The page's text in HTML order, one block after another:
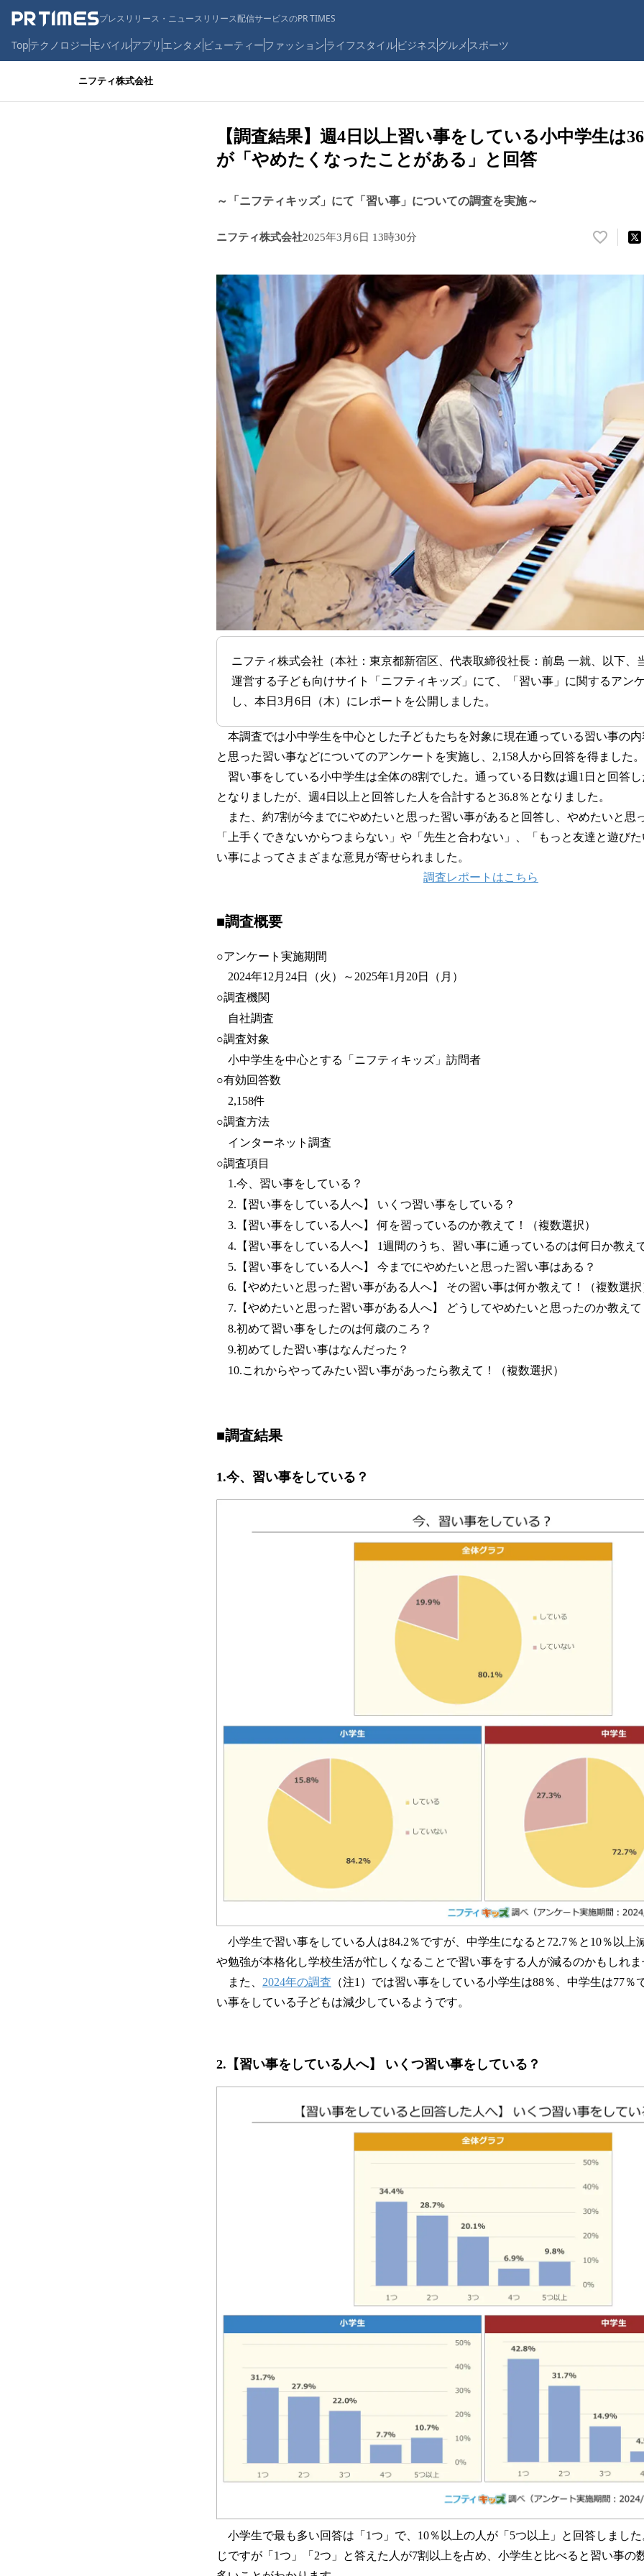
プレスリリース・ニュースリリース配信サービスのPR TIMES
Topテクノロジーモバイルアプリ エンタメ ビューティーファッションライフスタイルビジネス グルメ スポーツ
ニフティ株式会社
【調査結果】週4日以上習い事をしている小中学生は
が「やめたくなったことがある」と回答
～「ニフティキッズ」にて「習い事」についての調査を実施～
ニフティ株式会社2025年3月6日 13時30分
い
ね
中
す
ニフティ株式会社（本社：東京都新宿区、代表取締役社長：前島 一就、以下、
運営する子ども向けサイト「ニフティキッズ」にて、「習い事」に関するアン
し、本日3月6日（木）にレポートを公開しました。
本調査では小中学生を中心とした子どもたちを対象に現在通っている習い事の
と思った習い事などについてのアンケートを実施し、2,158人から回答を得ました。
習い事をしている小中学生は全体の8割でした。通っている日数は週1日と回答
となりましたが、週4日以上と回答した人を合計すると36.8％となりました。
また、約7割が今までにやめたいと思った習い事があると回答し、やめたいと思
「上手くできないからつまらない」や「先生と合わない」、「もっと友達と遊び
い事によってさまざまな意見が寄せられました。
調査レポートはこちら
■調査概要
○アンケート実施期間
2024年12月24日（火）～2025年1月20日（月）
○調査機関
自社調査
○調査対象
小中学生を中心とする「ニフティキッズ」訪問者
○有効回答数
2,158件
○調査方法
インターネット調査
○調査項目
1.今、習い事をしている？
2.【習い事をしている人へ】 いくつ習い事をしている？
3.【習い事をしている人へ】 何を習っているのか教えて！（複数選択）
4.【習い事をしている人へ】 1週間のうち、習い事に通っているのは何日か教え
5.【習い事をしている人へ】 今までにやめたいと思った習い事はある？
6.【やめたいと思った習い事がある人へ】 その習い事は何か教えて！（複数選択
7.【やめたいと思った習い事がある人へ】 どうしてやめたいと思ったのか教えて
8.初めて習い事をしたのは何歳のころ？
9.初めてした習い事はなんだった？
10.これからやってみたい習い事があったら教えて！（複数選択）
■調査結果
1.今、習い事をしている？
小学生で習い事をしている人は84.2％ですが、中学生になると72.7％と10％以上
や勉強が本格化し学校生活が忙しくなることで習い事をする人が減るのかもしれ
また、 2024年の調査 （注1）では習い事をしている小学生は88％、中学生は77％
い事をしている子どもは減少しているようです。
2.【習い事をしている人へ】 いくつ習い事をしている？
小学生で最も多い回答は「1つ」で、10％以上の人が「5つ以上」と回答しまし
じですが「1つ」「2つ」と答えた人が7割以上を占め、小学生と比べると習い事の